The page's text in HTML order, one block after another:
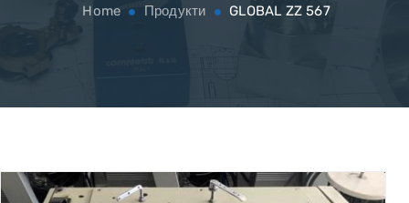
Home Продукти GLOBAL ZZ 567